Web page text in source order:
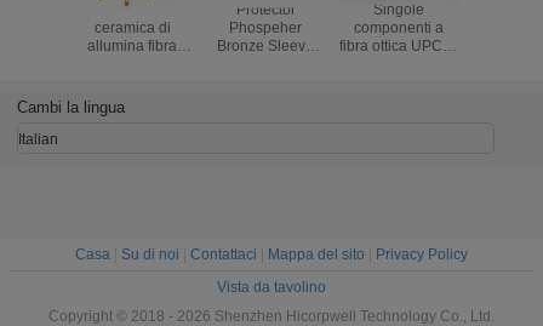
manicotto in
ceramica di
allumina fibra
fibra ottica
manicotto in fibra
Protector
Phospeher
Bronze Sleeve
Singole
componenti a
fibra ottica UPC di
Cambi la lingua
Italian
Casa Su di noi Contattaci Mappa del sito
Privacy Policy
Vista da tavolino
Copyright © 2018 - 2026 Shenzhen Hicorpwell Technology Co., Ltd.